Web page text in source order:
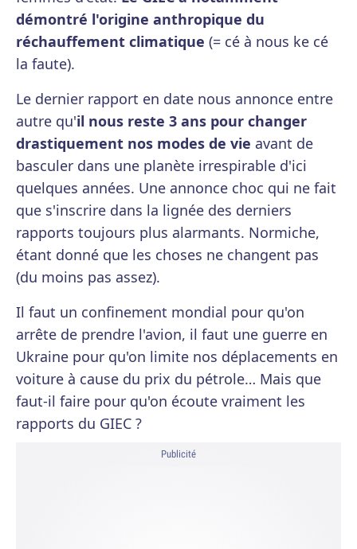
démontré l'origine anthropique du
réchauffement climatique (= cé à nous ke cé
la faute).
Le dernier rapport en date nous annonce entre
autre qu'il nous reste 3 ans pour changer
drastiquement nos modes de vie avant de
basculer dans une planète irrespirable d'ici
quelques années. Une annonce choc qui ne fait
que s'inscrire dans la lignée des derniers
rapports toujours plus alarmants. Normiche,
étant donné que les choses ne changent pas
(du moins pas assez).
Il faut un confinement mondial pour qu'on
arrête de prendre l'avion, il faut une guerre en
Ukraine pour qu'on limite nos déplacements en
voiture à cause du prix du pétrole… Mais que
faut-il faire pour qu'on écoute vraiment les
rapports du GIEC ?
Publicité